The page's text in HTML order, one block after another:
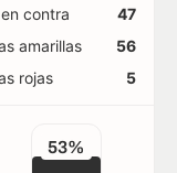
contra
47
amarillas
56
rojas 5
53%